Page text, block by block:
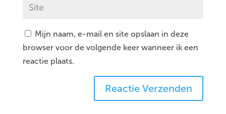
Mijn naam, e-mail en site opslaan in deze
browser voor de volgende keer wanneer ik een
reactie plaats.